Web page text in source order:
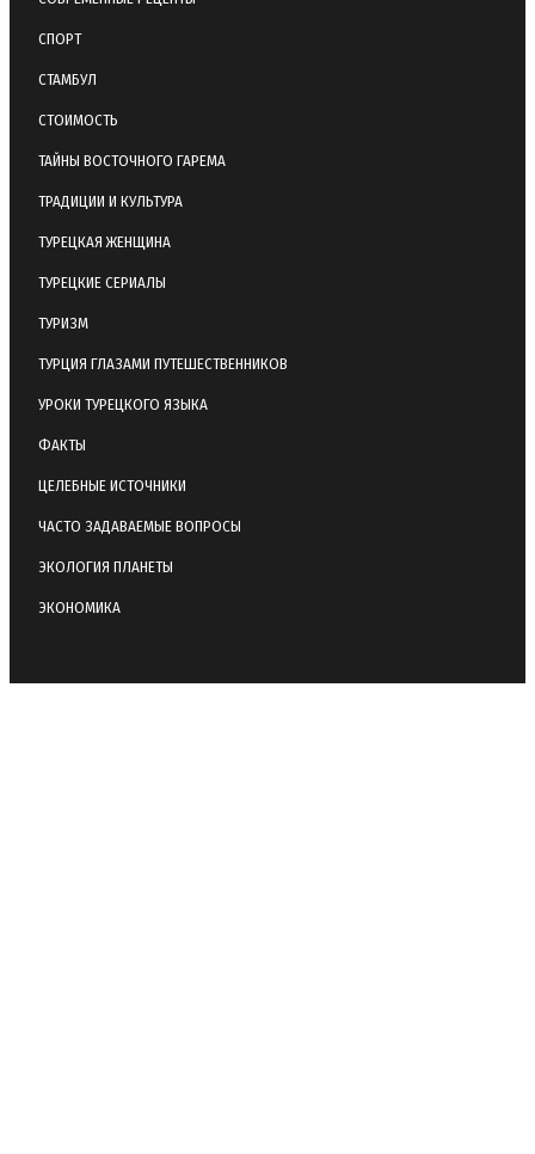
СПОРТ
СТАМБУЛ
СТОИМОСТЬ
ТАЙНЫ ВОСТОЧНОГО ГАРЕМА
ТРАДИЦИИ И КУЛЬТУРА
ТУРЕЦКАЯ ЖЕНЩИНА
ТУРЕЦКИЕ СЕРИАЛЫ
ТУРИЗМ
ТУРЦИЯ ГЛАЗАМИ ПУТЕШЕСТВЕННИКОВ
УРОКИ ТУРЕЦКОГО ЯЗЫКА
ФАКТЫ
ЦЕЛЕБНЫЕ ИСТОЧНИКИ
ЧАСТО ЗАДАВАЕМЫЕ ВОПРОСЫ
ЭКОЛОГИЯ ПЛАНЕТЫ
ЭКОНОМИКА